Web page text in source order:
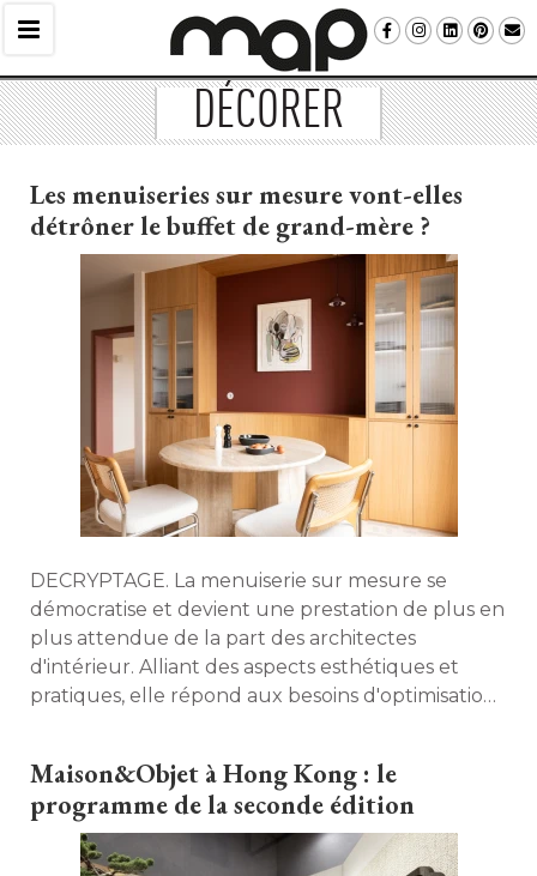
DÉCORER
Les menuiseries sur mesure vont-elles
détrôner le buffet de grand-mère ?
DECRYPTAGE. La menuiserie sur mesure se
démocratise et devient une prestation de plus en
plus attendue de la part des architectes
d'intérieur. Alliant des aspects esthétiques et
pratiques, elle répond aux besoins d'optimisation
Retour sur les raisons de son succès.
Maison&Objet à Hong Kong : le
programme de la seconde édition